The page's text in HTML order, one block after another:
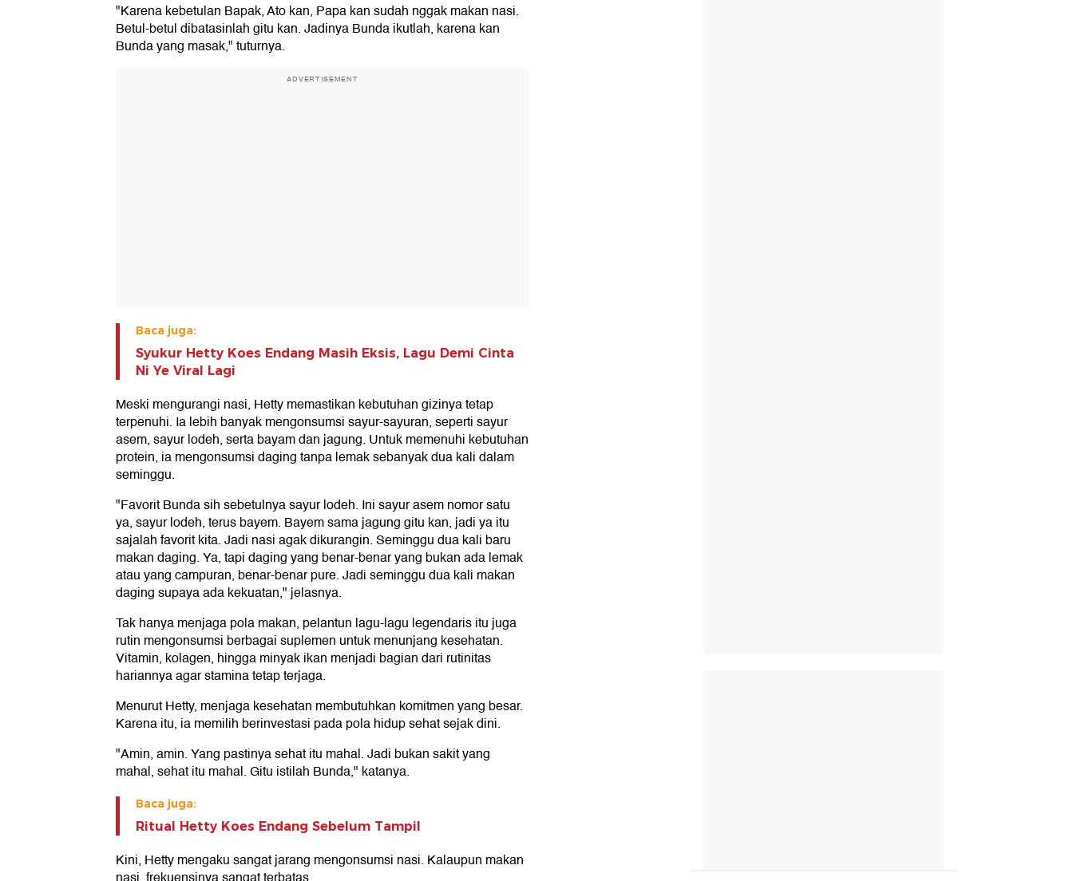
"Karena kebetulan Bapak, Ato kan, Papa kan sudah nggak makan nasi.
Betul-betul dibatasinlah gitu kan. Jadinya Bunda ikutlah, karena kan
Bunda yang masak," tuturnya.
ADVERTISEMENT
Baca juga:
Syukur Hetty Koes Endang Masih Eksis, Lagu Demi Cinta
Ni Ye Viral Lagi
Meski mengurangi nasi, Hetty memastikan kebutuhan gizinya tetap
terpenuhi. Ia lebih banyak mengonsumsi sayur-sayuran, seperti sayur
asem, sayur lodeh, serta bayam dan jagung. Untuk memenuhi kebutuhan
protein, ia mengonsumsi daging tanpa lemak sebanyak dua kali dalam
seminggu.
"Favorit Bunda sih sebetulnya sayur lodeh. Ini sayur asem nomor satu
ya, sayur lodeh, terus bayem. Bayem sama jagung gitu kan, jadi ya itu
sajalah favorit kita. Jadi nasi agak dikurangin. Seminggu dua kali baru
makan daging. Ya, tapi daging yang benar-benar yang bukan ada lemak
atau yang campuran, benar-benar pure. Jadi seminggu dua kali makan
daging supaya ada kekuatan," jelasnya.
Tak hanya menjaga pola makan, pelantun lagu-lagu legendaris itu juga
rutin mengonsumsi berbagai suplemen untuk menunjang kesehatan.
Vitamin, kolagen, hingga minyak ikan menjadi bagian dari rutinitas
hariannya agar stamina tetap terjaga.
Menurut Hetty, menjaga kesehatan membutuhkan komitmen yang besar.
Karena itu, ia memilih berinvestasi pada pola hidup sehat sejak dini.
"Amin, amin. Yang pastinya sehat itu mahal. Jadi bukan sakit yang
mahal, sehat itu mahal. Gitu istilah Bunda," katanya.
Baca juga:
Ritual Hetty Koes Endang Sebelum Tampil
Kini, Hetty mengaku sangat jarang mengonsumsi nasi. Kalaupun makan